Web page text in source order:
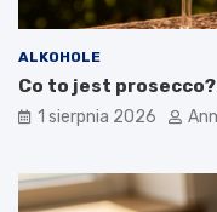
ALKOHOLE
Co to jest
1 sierpnia 2026